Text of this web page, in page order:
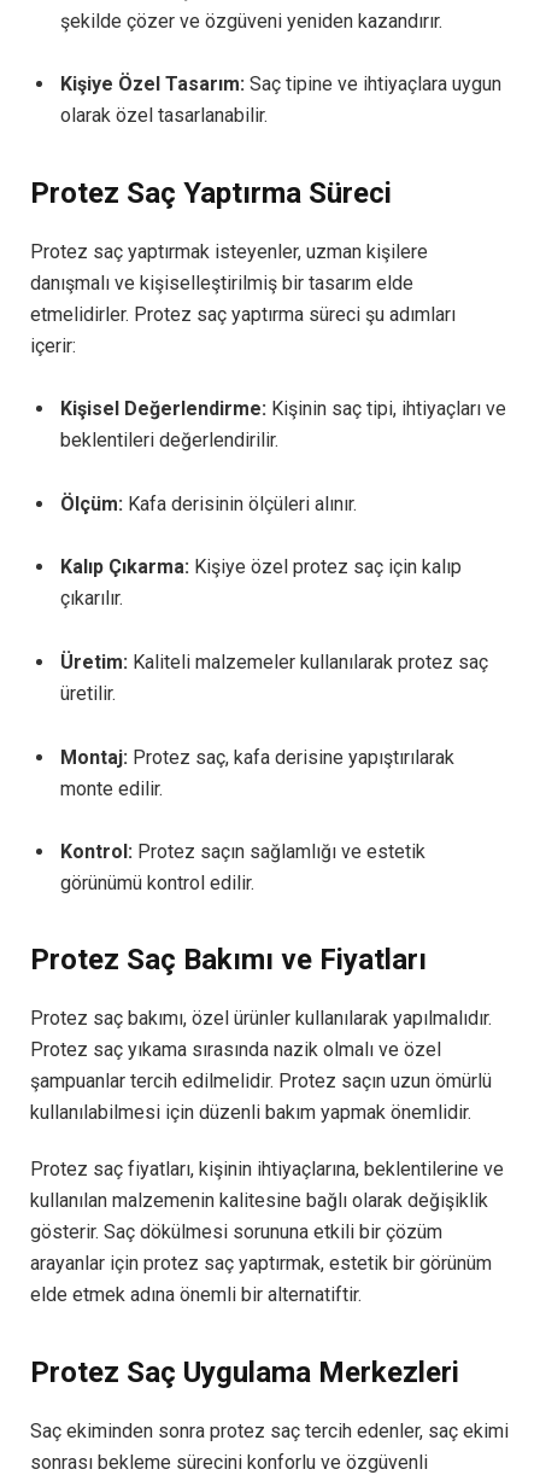
şekilde çözer ve özgüveni yeniden kazandırır.
Kişiye Özel Tasarım: Saç tipine ve ihtiyaçlara uygun
olarak özel tasarlanabilir.
Protez Saç Yaptırma Süreci
Protez saç yaptırmak isteyenler, uzman kişilere
danışmalı ve kişiselleştirilmiş bir tasarım elde
etmelidirler. Protez saç yaptırma süreci şu adımları
içerir:
Kişisel Değerlendirme: Kişinin saç tipi, ihtiyaçları ve
beklentileri değerlendirilir.
Ölçüm: Kafa derisinin ölçüleri alınır.
Kalıp Çıkarma: Kişiye özel protez saç için kalıp
çıkarılır.
Üretim: Kaliteli malzemeler kullanılarak protez saç
üretilir.
Montaj: Protez saç, kafa derisine yapıştırılarak
monte edilir.
Kontrol: Protez saçın sağlamlığı ve estetik
görünümü kontrol edilir.
Protez Saç Bakımı ve Fiyatları
Protez saç bakımı, özel ürünler kullanılarak yapılmalıdır.
Protez saç yıkama sırasında nazik olmalı ve özel
şampuanlar tercih edilmelidir. Protez saçın uzun ömürlü
kullanılabilmesi için düzenli bakım yapmak önemlidir.
Protez saç fiyatları, kişinin ihtiyaçlarına, beklentilerine ve
kullanılan malzemenin kalitesine bağlı olarak değişiklik
gösterir. Saç dökülmesi sorununa etkili bir çözüm
arayanlar için protez saç yaptırmak, estetik bir görünüm
elde etmek adına önemli bir alternatiftir.
Protez Saç Uygulama Merkezleri
Saç ekiminden sonra protez saç tercih edenler, saç ekimi
sonrası bekleme sürecini konforlu ve özgüvenli